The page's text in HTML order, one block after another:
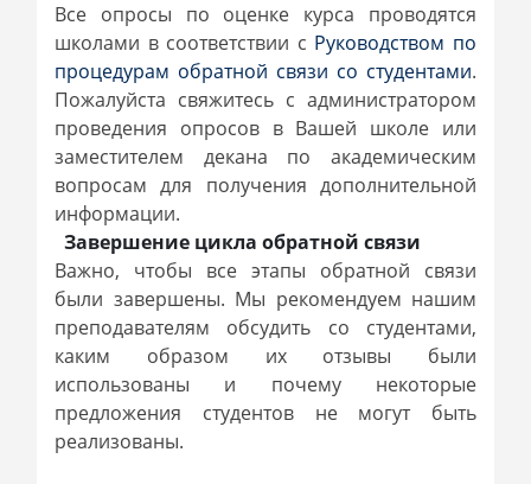
Все опросы по оценке курса проводятся
школами в соответствии с Руководством по
процедурам обратной связи со студентами.
Пожалуйста свяжитесь с администратором
проведения опросов в Вашей школе или
заместителем декана по академическим
вопросам для получения дополнительной
информации.
Завершение цикла обратной связи
Важно, чтобы все этапы обратной связи
были завершены. Мы рекомендуем нашим
преподавателям обсудить со студентами,
каким образом их отзывы были
использованы и почему некоторые
предложения студентов не могут быть
реализованы.